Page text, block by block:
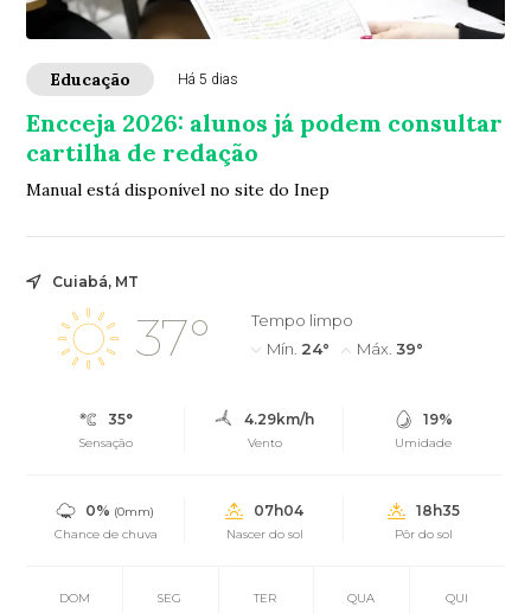
Educação Há 5 dias
Encceja 2026: alunos já podem consultar
cartilha de redação
Manual está disponível no site do Inep
Cuiabá, MT
37°
Tempo limpo
Mín. 24° Máx. 39°
35°
Sensação
4.29km/h
Vento
19%
Umidade
0% (0mm)
Chance de chuva
07h04
Nascer do sol
18h35
Pôr do sol
DOM SEG TER QUA QUI